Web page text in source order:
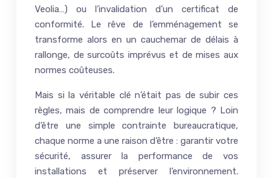
Veolia…) ou l’invalidation d’un certificat de
conformité. Le rêve de l’emménagement se
transforme alors en un cauchemar de délais à
rallonge, de surcoûts imprévus et de mises aux
normes coûteuses.
Mais si la véritable clé n’était pas de subir ces
règles, mais de comprendre leur logique ? Loin
d’être une simple contrainte bureaucratique,
chaque norme a une raison d’être : garantir votre
sécurité, assurer la performance de vos
installations et préserver l’environnement.